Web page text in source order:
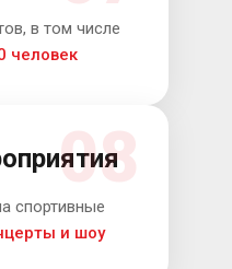
в том числе
человек
08
спортивные
и шоу